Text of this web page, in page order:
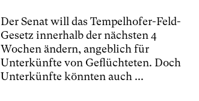
Der Senat will das Tempelhofer-Feld-
Gesetz innerhalb der nächsten 4
Wochen ändern, angeblich für
Unterkünfte von Geflüchteten. Doch
Unterkünfte könnten auch ...